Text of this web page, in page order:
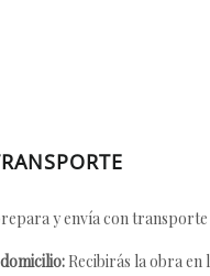
y envía con
Recibirás la obra en